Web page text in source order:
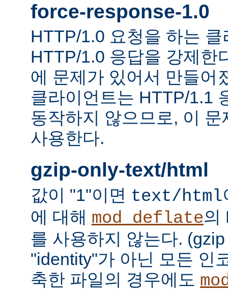
force-response-1.0
HTTP/1.0 요청을 하는
HTTP/1.0 응답을 강제한
에 문제가 있어서 만들어
클라이언트는 HTTP/1.1
동작하지 않으므로, 이
사용한다.
gzip-only-text/html
값이 "1"이면 text/html
에 대해 mod_deflate의
를 사용하지 않는다.
"identity"가 아닌 모든 인
축한 파일의 경우에도